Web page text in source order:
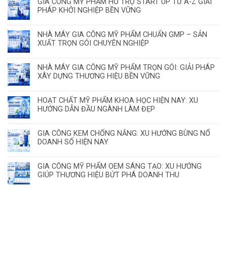
GIA CÔNG MỸ PHẨM HỖ TRỢ START UP TỪ A-Z GIẢI
PHÁP KHỞI NGHIỆP BỀN VỮNG
NHÀ MÁY GIA CÔNG MỸ PHẨM CHUẨN GMP – SẢN
XUẤT TRỌN GÓI CHUYÊN NGHIỆP
NHÀ MÁY GIA CÔNG MỸ PHẨM TRỌN GÓI: GIẢI PHÁP
XÂY DỰNG THƯƠNG HIỆU BỀN VỮNG
HOẠT CHẤT MỸ PHẨM KHOA HỌC HIỆN NAY: XU
HƯỚNG DẪN ĐẦU NGÀNH LÀM ĐẸP
GIA CÔNG KEM CHỐNG NẮNG: XU HƯỚNG BÙNG NỔ
DOANH SỐ HIỆN NAY
GIA CÔNG MỸ PHẨM OEM SÁNG TẠO: XU HƯỚNG
GIÚP THƯƠNG HIỆU BỨT PHÁ DOANH THU